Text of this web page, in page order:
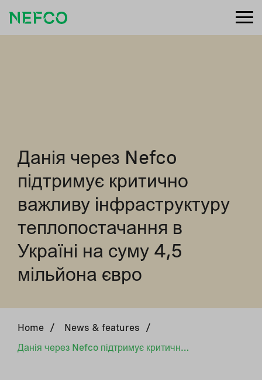
Данія через Nefco
підтримує критично
важливу інфраструктуру
теплопостачання в
Україні на суму 4,5
мільйона євро
Home / News & features
/
Данія через Nefco підтримує критично важливу інфраструктуру теплопостачання в Україні на суму 4,5 мільйона євро